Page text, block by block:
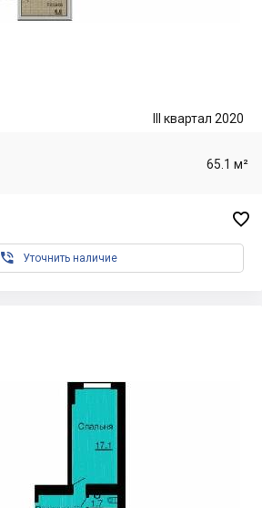
III квартал 2020
65.1 м²

 Уточнить наличие